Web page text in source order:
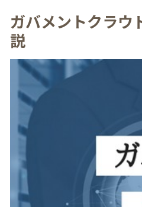
ガバメントクラウ
説